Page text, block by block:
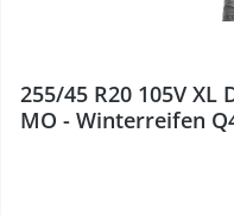
255/45 R20 105V XL
MO - Winterreifen